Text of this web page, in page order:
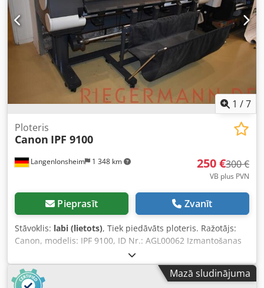
1 /7
Langenlonsheim 1 348 km
Ploteris
Canon IPF 9100
250 €300 €
VB plus PVN
Pieprasīt Zvanīt
Stāvoklis: labi (lietots), Tiek piedāvāts ploteris. Ražotājs:
Canon, modelis: IPF 9100, ID Nr.: AGL00062 Izmantošanas
vieta: tirdzniecības zāle, atrašanās vieta: 50668 Ķelne.
Chjdpfx Ajmdranjcgsa
Mazā sludinājuma